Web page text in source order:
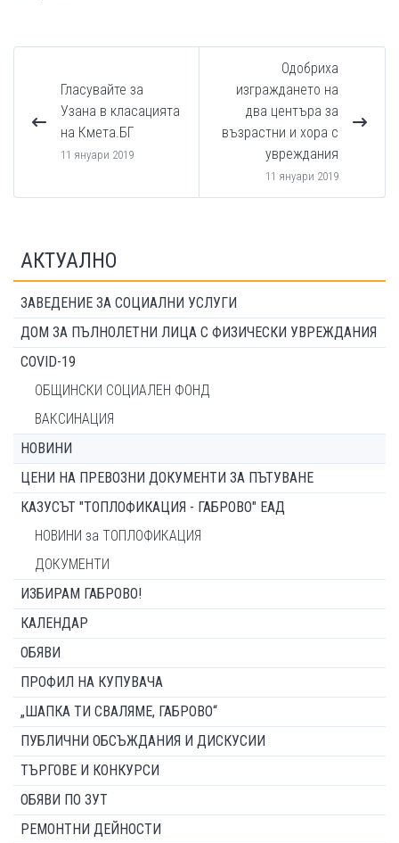
Гласувайте за
Узана в класацията
на Кмета.БГ
11 януари 2019
Одобриха
изграждането на
два центъра за
възрастни и хора с
увреждания
11 януари 2019
АКТУАЛНО
ЗАВЕДЕНИЕ ЗА СОЦИАЛНИ УСЛУГИ
ДОМ ЗА ПЪЛНОЛЕТНИ ЛИЦА С ФИЗИЧЕСКИ УВРЕЖДАНИЯ
COVID-19
ОБЩИНСКИ СОЦИАЛЕН ФОНД
ВАКСИНАЦИЯ
НОВИНИ
ЦЕНИ НА ПРЕВОЗНИ ДОКУМЕНТИ ЗА ПЪТУВАНЕ
КАЗУСЪТ "ТОПЛОФИКАЦИЯ - ГАБРОВО" ЕАД
НОВИНИ за ТОПЛОФИКАЦИЯ
ДОКУМЕНТИ
ИЗБИРАМ ГАБРОВО!
КАЛЕНДАР
ОБЯВИ
ПРОФИЛ НА КУПУВАЧА
„ШАПКА ТИ СВАЛЯМЕ, ГАБРОВО“
ПУБЛИЧНИ ОБСЪЖДАНИЯ И ДИСКУСИИ
ТЪРГОВЕ И КОНКУРСИ
ОБЯВИ ПО ЗУТ
РЕМОНТНИ ДЕЙНОСТИ